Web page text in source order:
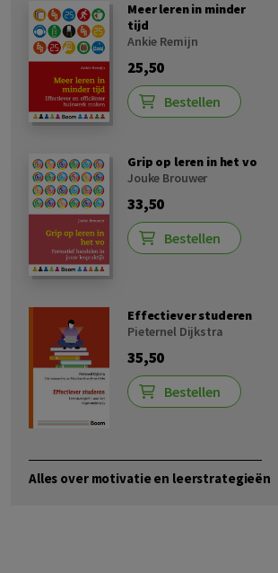
Meer leren in minder
tijd
Ankie Remijn
25,50
Bestellen
Grip op leren in het vo
Jouke Brouwer
33,50
Bestellen
Effectiever studeren
Pieternel Dijkstra
35,50
Bestellen
Alles over motivatie en leerstrategieën